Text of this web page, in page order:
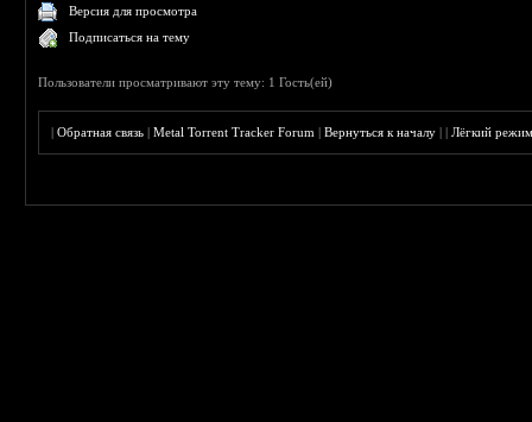
Версия для просмотра
Подписаться на тему
Пользователи просматривают эту тему: 1 Гость(ей)
|Обратная связь |Metal Torrent Tracker Forum |Вернуться к началу ||Лёгкий